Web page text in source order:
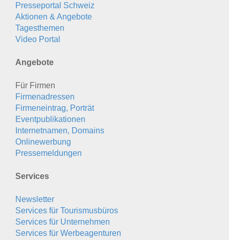
Presseportal Schweiz
Aktionen & Angebote
Tagesthemen
Video Portal
Angebote
Für Firmen
Firmenadressen
Firmeneintrag, Porträt
Eventpublikationen
Internetnamen, Domains
Onlinewerbung
Pressemeldungen
Services
Newsletter
Services für Tourismusbüros
Services für Unternehmen
Services für Werbeagenturen